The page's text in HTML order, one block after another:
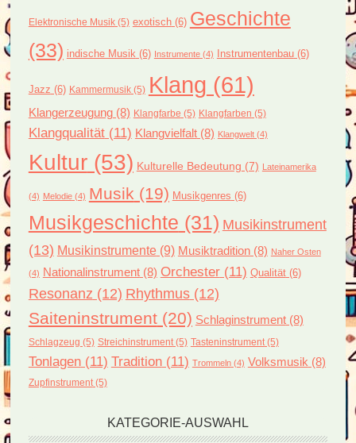
Elektronische Musik(5) exotisch(6) Geschichte
(33) indische Musik (6) Instrumente(4) Instrumentenbau(6)
Jazz (6) Kammermusik(5) Klang (61)
Klangerzeugung(8) Klangfarbe (5) Klangfarben (5)
Klangqualität(11) Klangvielfalt(8) Klangwelt(4)
Kultur(53) Kulturelle Bedeutung (7) Lateinamerika
(4) Melodie(4) Musik (19) Musikgenres (6)
Musikgeschichte (31) Musikinstrument
(13) Musikinstrumente(9) Musiktradition(8) Naher Osten
(4) Nationalinstrument(8) Orchester(11) Qualität(6)
Resonanz (12) Rhythmus(12)
Saiteninstrument(20) Schlaginstrument(8)
Schlagzeug (5) Streichinstrument(5) Tasteninstrument(5)
Tonlagen(11) Tradition(11) Trommeln(4) Volksmusik (8)
Zupfinstrument(5)
KATEGORIE-AUSWAHL